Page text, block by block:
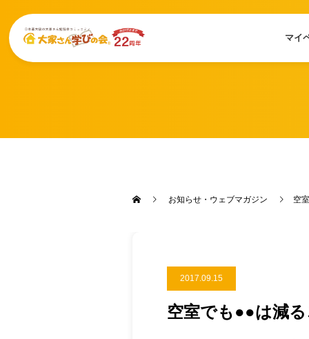
マイ
お知らせ・ウェブマガジン 空
2017.09.15
空室でも●●は減